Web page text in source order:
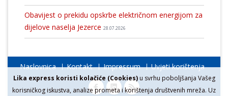
Lika express koristi kolačiće (Cookies)u svrhu poboljšanja Vašeg
korisničkog iskustva, analize prometa i korištenja društvenih mreža. Uz
Obavijest o prekidu opskrbe električnom energijom za
dijelove naselja Jezerce 28.07.2026
Naslovnica Kontakt Impressum Uvjeti korištenja